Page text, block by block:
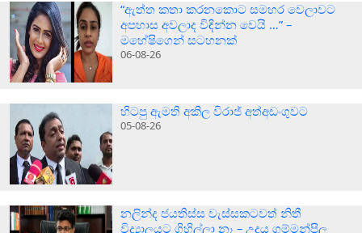
“ඇත්ත කතා කරනකොට සමහර වෙලාවට
අපහාස අවලාද විඳින්න වෙයි …” –
මහේෂිගෙන් සටහනක්
06-08-26
හිටපු ඇමති අකිල විරාජ් අත්අඩංගුවට
05-08-26
නලින්ද ජයතිස්ස වැස්සකටවත් නිතී
විද්‍යාලයට ගිහිල්ලා නෑ – උදය ගම්මන්පිල